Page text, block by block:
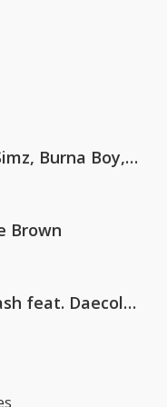
Coldplay ft. Little Simz, Burna Boy, Elyanna & Tini
Brown
Hugel x Topic x Arash feat. Daecolm